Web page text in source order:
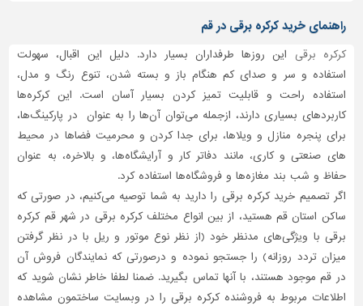
محوطه
سازی
و
نما
ساخت
و
ساز
تاسیسات
ساختمان
شهرسازی،
ترافیک
و
سازه
سایر
راهنمای خرید کرکره برقی در قم
کرکره برقی این روزها طرفداران بسیار دارد. دلیل این اقبال، سهولت
استفاده و سر و صدای کم هنگام باز و بسته شدن، تنوع رنگ و مدل،
استفاده راحت و قابلیت تمیز کردن بسیار آسان است. این کرکره‌ها
کاربردهای بسیاری دارند، ازجمله می‌توان آن‌ها را به عنوان در ‌پارکینگ‌ها،
برای پنجره منازل و ویلاها، برای جدا کردن و محرمیت فضاها در محیط
های صنعتی و کاری، مانند دفاتر کار و آرایشگاه‌ها، و بالاخره، به عنوان
حفاظ و شب بند مغازه‌ها و فروشگا‌ه‌ها استفاده کرد.
اگر تصمیم خرید کرکره برقی را دارید به شما توصیه می‌کنیم، در صورتی که
ساکن استان قم هستید، از بین انواع مختلف کرکره برقی در شهر قم کرکره
برقی با ویژگی‌های مدنظر خود (از نظر نوع موتور و ریل با در نظر گرفتن
میزان تردد روزانه) را جستجو نموده و درصورتی‌ که نمایندگان فروش آن
در قم موجود هستند، با آنها تماس بگیرید. ضمنا لطفا خاطر نشان شوید که
اطلاعات مربوط به فروشنده کرکره برقی را در وبسایت ساختمون مشاهده